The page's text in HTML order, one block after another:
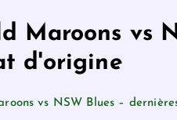
vs
d'origine
vs NSW Blues –